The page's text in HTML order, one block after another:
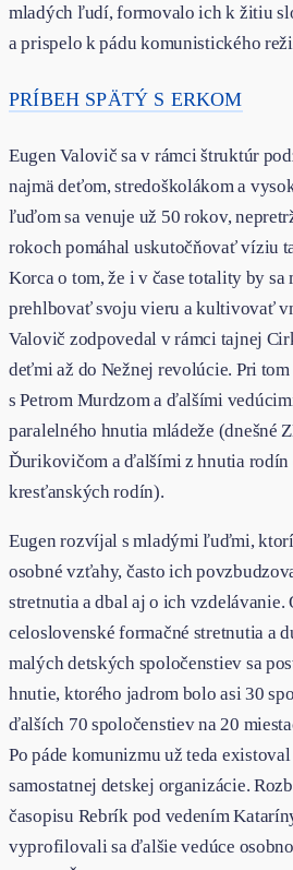
mladých ľudí, formovalo ich k žitiu
a prispelo k pádu komunistického
PRÍBEH SPÄTÝ S ERKOM
Eugen Valovič sa v rámci štruktúr
najmä deťom, stredoškolákom a
ľuďom sa venuje už 50 rokov,
rokoch pomáhal uskutočňovať víziu
Korca o tom, že i v čase totality by
prehlbovať svoju vieru a kultivovať
Valovič zodpovedal v rámci tajnej
deťmi až do Nežnej revolúcie. Pri
s Petrom Murdzom a ďalšími
paralelného hnutia mládeže (dnešné
Ďurikovičom a ďalšími z hnutia rodín
kresťanských rodín).
Eugen rozvíjal s mladými ľuďmi,
osobné vzťahy, často ich
stretnutia a dbal aj o ich vzdelávanie.
celoslovenské formačné stretnutia a
malých detských spoločenstiev sa
hnutie, ktorého jadrom bolo asi 30
ďalších 70 spoločenstiev na 20
Po páde komunizmu už teda
samostatnej detskej organizácie.
časopisu Rebrík pod vedením
vyprofilovali sa ďalšie vedúce